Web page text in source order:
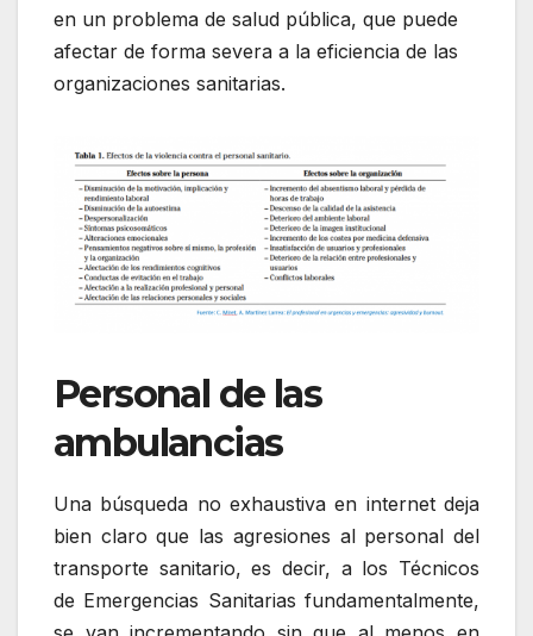
en un problema de salud pública, que puede
afectar de forma severa a la eficiencia de las
organizaciones sanitarias.
Personal de las
ambulancias
Una búsqueda no exhaustiva en internet deja
bien claro que las agresiones al personal del
transporte sanitario, es decir, a los Técnicos
de Emergencias Sanitarias fundamentalmente,